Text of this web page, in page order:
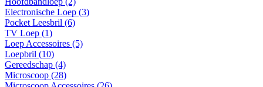
Electronische Loep (3)
Pocket Leesbril (6)
TV Loep (1)
Loep Accessoires (5)
Loepbril (10)
Gereedschap (4)
Microscoop (28)